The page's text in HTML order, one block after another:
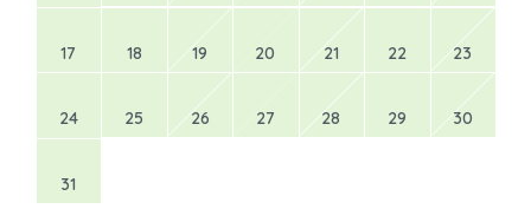
17 18 19 20 21 22 23
24 25 26 27 28 29 30
31